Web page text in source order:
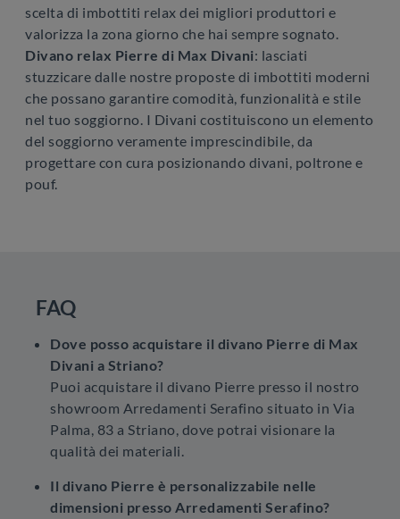
scelta di imbottiti relax dei migliori produttori e
valorizza la zona giorno che hai sempre sognato.
Divano relax Pierre di Max Divani: lasciati
stuzzicare dalle nostre proposte di imbottiti moderni
che possano garantire comodità, funzionalità e stile
nel tuo soggiorno. I Divani costituiscono un elemento
del soggiorno veramente imprescindibile, da
progettare con cura posizionando divani, poltrone e
pouf.
FAQ
Dove posso acquistare il divano Pierre di Max
Divani a Striano?
Puoi acquistare il divano Pierre presso il nostro
showroom Arredamenti Serafino situato in Via
Palma, 83 a Striano, dove potrai visionare la
qualità dei materiali.
Il divano Pierre è personalizzabile nelle
dimensioni presso Arredamenti Serafino?